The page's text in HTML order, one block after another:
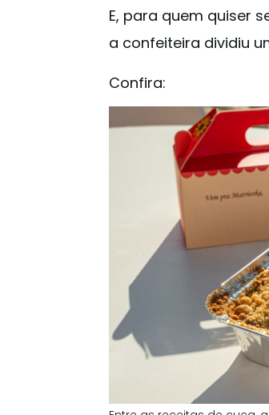
E, para quem quiser
a confeiteira dividiu
Confira: